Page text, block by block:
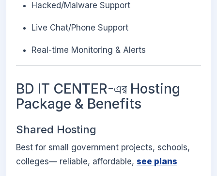
Hacked/Malware Support
Live Chat/Phone Support
Real-time Monitoring & Alerts
BD IT CENTER-এর Hosting
Package & Benefits
Shared Hosting
Best for small government projects, schools,
colleges— reliable, affordable, see plans